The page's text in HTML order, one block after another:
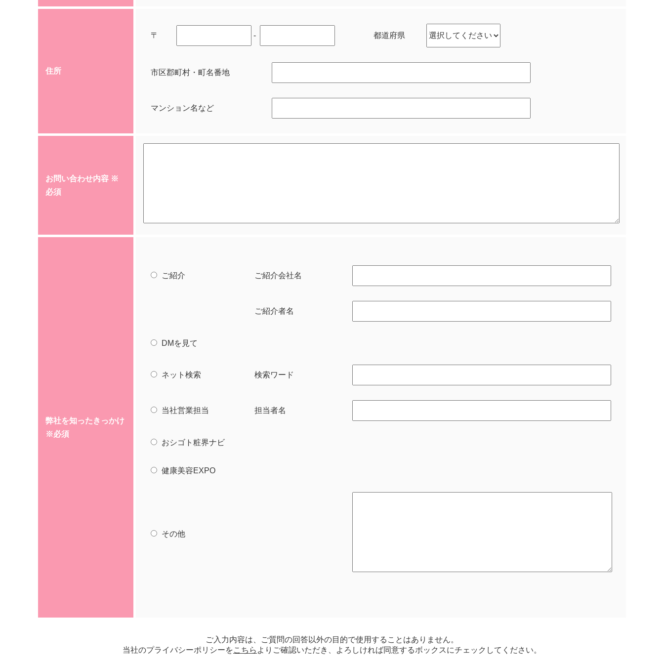
住所
〒 - 都道府県
市区郡町村・町名番地
マンション名など
お問い合わせ内容 ※
必須
弊社を知ったきっかけ
※必須
ご紹介 ご紹介会社名
ご紹介者名
DMを見て
ネット検索 検索ワード
当社営業担当 担当者名
おシゴト粧界ナビ
健康美容EXPO
その他
ご入力内容は、ご質問の回答以外の目的で使用することはありません。
当社のプライバシーポリシーをこちら よりご確認いただき、よろしければ同意するボックスにチェックしてください。